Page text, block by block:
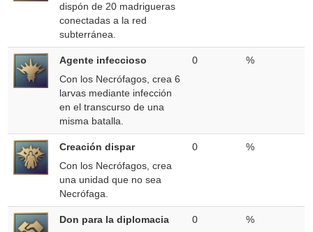
dispón de 20 madrigueras
conectadas a la red
subterránea.
Agente infeccioso
Con los Necrófagos, crea 6
larvas mediante infección
en el transcurso de una
misma batalla.
0 %
Creación dispar
Con los Necrófagos, crea
una unidad que no sea
Necrófaga.
0 %
Don para la diplomacia
0 %